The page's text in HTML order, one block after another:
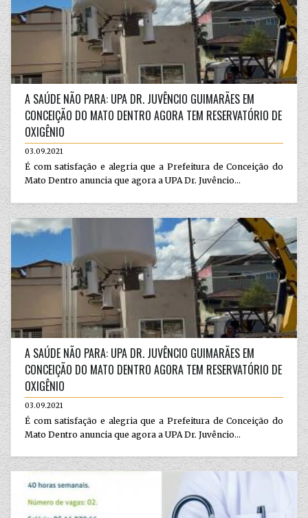
A SAÚDE NÃO PARA: UPA DR. JUVÊNCIO GUIMARÃES EM
CONCEIÇÃO DO MATO DENTRO AGORA TEM RESERVATÓRIO DE
OXIGÊNIO
03.09.2021
É com satisfação e alegria que a Prefeitura de Conceição do
Mato Dentro anuncia que agora a UPA Dr. Juvêncio...
A SAÚDE NÃO PARA: UPA DR. JUVÊNCIO GUIMARÃES EM
CONCEIÇÃO DO MATO DENTRO AGORA TEM RESERVATÓRIO DE
OXIGÊNIO
03.09.2021
É com satisfação e alegria que a Prefeitura de Conceição do
Mato Dentro anuncia que agora a UPA Dr. Juvêncio...